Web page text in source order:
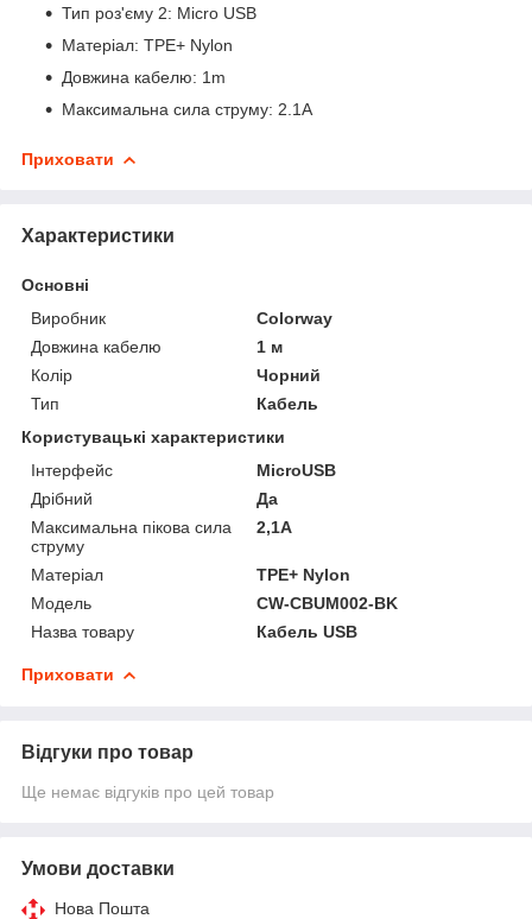
Тип роз'єму 2: Micro USB
Матеріал: TPE+ Nylon
Довжина кабелю: 1m
Максимальна сила струму: 2.1A
Приховати
Характеристики
Основні
Виробник
Colorway
Довжина кабелю
1 м
Колір
Чорний
Тип
Кабель
Користувацькі характеристики
Інтерфейс
MicroUSB
Дрібний
Да
Максимальна пікова сила
струму
2,1А
Матеріал
TPE+ Nylon
Мoдель
CW-CBUM002-BK
Назва товару
Кабель USB
Приховати
Відгуки про товар
Ще немає відгуків про цей товар
Умови доставки
Нова Пошта